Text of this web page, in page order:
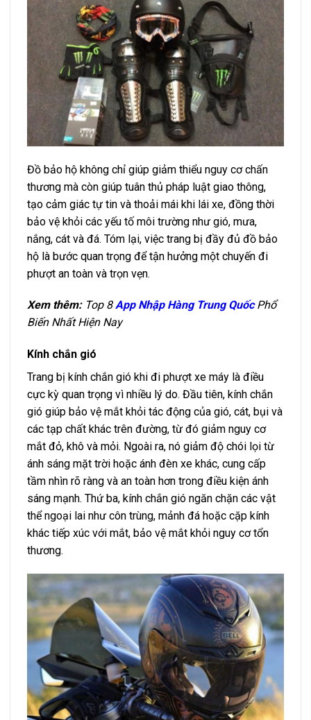
Đồ bảo hộ không chỉ giúp giảm thiểu nguy cơ chấn
thương mà còn giúp tuân thủ pháp luật giao thông,
tạo cảm giác tự tin và thoải mái khi lái xe, đồng thời
bảo vệ khỏi các yếu tố môi trường như gió, mưa,
nắng, cát và đá. Tóm lại, việc trang bị đầy đủ đồ bảo
hộ là bước quan trọng để tận hưởng một chuyến đi
phượt an toàn và trọn vẹn.
Xem thêm:Top 8 App Nhập Hàng Trung QuốcPhổ
Biến Nhất Hiện Nay
Kính chắn gió
Trang bị kính chắn gió khi đi phượt xe máy là điều
cực kỳ quan trọng vì nhiều lý do. Đầu tiên, kính chắn
gió giúp bảo vệ mắt khỏi tác động của gió, cát, bụi và
các tạp chất khác trên đường, từ đó giảm nguy cơ
mắt đỏ, khô và mỏi. Ngoài ra, nó giảm độ chói lọi từ
ánh sáng mặt trời hoặc ánh đèn xe khác, cung cấp
tầm nhìn rõ ràng và an toàn hơn trong điều kiện ánh
sáng mạnh. Thứ ba, kính chắn gió ngăn chặn các vật
thể ngoại lai như côn trùng, mảnh đá hoặc cặp kính
khác tiếp xúc với mắt, bảo vệ mắt khỏi nguy cơ tổn
thương.